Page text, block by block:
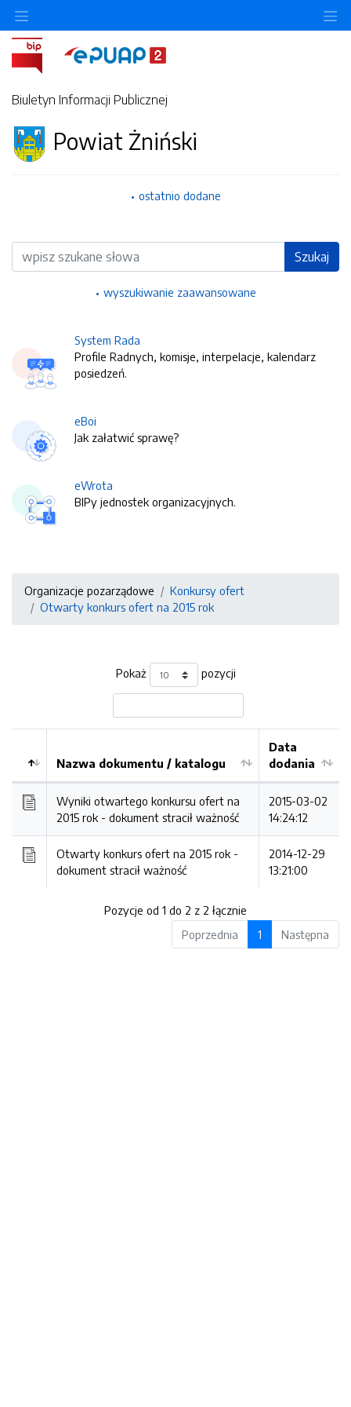
Biuletyn Informacji Publicznej
Powiat Żniński
ostatnio dodane
Wyszukiwarka Szukaj
wyszukiwanie zaawansowane
System Rada
Profile Radnych, komisje, interpelacje, kalendarz
posiedzeń.
eBoi
Jak załatwić sprawę?
eWrota
BIPy jednostek organizacyjnych.
Organizacje pozarządowe
Konkursy ofert
Otwarty konkurs ofert na 2015 rok
Pokaż pozycji
Kolejność
Nazwa dokumentu / katalogu
Data
dodania
Wyniki otwartego konkursu ofert na
2015 rok - dokument stracił ważność
2015-03-02
14:24:12
Otwarty konkurs ofert na 2015 rok -
dokument stracił ważność
2014-12-29
13:21:00
Pozycje od 1 do 2 z 2 łącznie
Poprzednia
1 Następna